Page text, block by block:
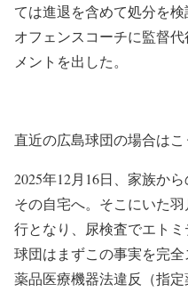
ては進退を含めて処分を
オフェンスコーチに監督
メントを出した。
直近の広島球団の場合はこ
2025年12月16日、家族か
その自宅へ。そこにいた
行となり、尿検査でエト
球団はまずこの事実を完
薬品医療機器法違反（指